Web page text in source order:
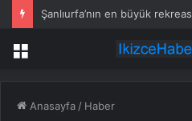
Menü
Anasayfa / Haber